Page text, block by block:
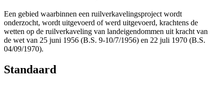
Een gebied waarbinnen een ruilverkavelingsproject wordt
onderzocht, wordt uitgevoerd of werd uitgevoerd, krachtens de
wetten op de ruilverkaveling van landeigendommen uit kracht van
de wet van 25 juni 1956 (B.S. 9-10/7/1956) en 22 juli 1970 (B.S.
04/09/1970).
Standaard